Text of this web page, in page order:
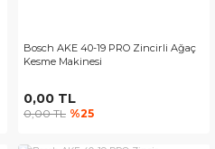
Bosch AKE 40-19 PRO Zincirli Ağaç
Kesme Makinesi
0,00 TL
0,00 TL %25